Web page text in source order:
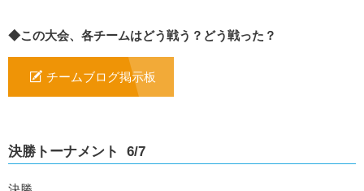
◆この大会、各チームはどう戦う？どう戦った？
チームブログ掲示板
決勝トーナメント 6/7